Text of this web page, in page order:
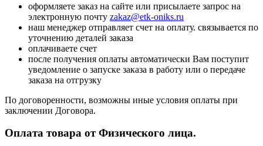
оформляете заказ на сайте или присылаете запрос на
электронную почту zakaz@etk-oniks.ru
наш менеджер отправляет счет на оплату. связывается по
уточнению деталей заказа
оплачиваете счет
после получения оплаты автоматически Вам поступит
уведомление о запуске заказа в работу или о передаче
заказа на отгрузку
По договоренности, возможны иные условия оплаты при
заключении Договора.
Оплата товара от Физического лица.